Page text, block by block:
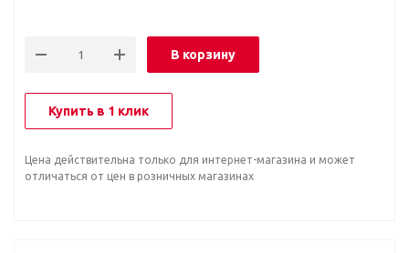
В корзину
Купить в 1 клик
Цена действительна только для интернет-магазина и может
отличаться от цен в розничных магазинах